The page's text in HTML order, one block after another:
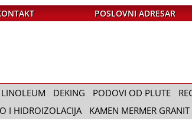
POSLOVNI ADRESAR
LINOLEUM DEKING PODOVI OD PLUTE
I HIDROIZOLACIJA KAMEN MERMER GRANIT